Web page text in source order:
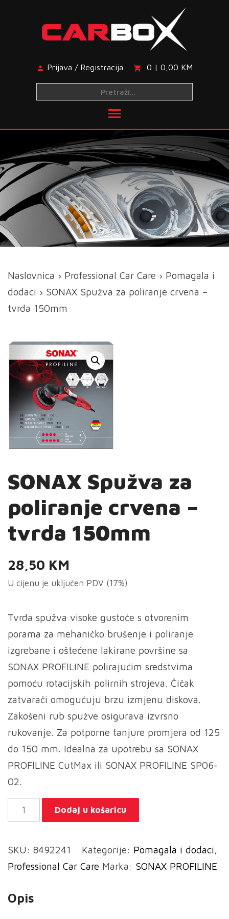
Prijava / Registracija 0 | 0,00 KM
Naslovnica › Professional Car Care › Pomagala i
dodaci › SONAX Spužva za poliranje crvena –
tvrda 150mm
SONAX Spužva za
poliranje crvena –
tvrda 150mm
28,50 KM
U cijenu je uključen PDV (17%)
Tvrda spužva visoke gustoće s otvorenim
porama za mehaničko brušenje i poliranje
izgrebane i oštećene lakirane površine sa
SONAX PROFILINE polirajućim sredstvima
pomoću rotacijskih polirnih strojeva. Čičak
zatvarači omogućuju brzu izmjenu diskova.
Zakošeni rub spužve osigurava izvrsno
rukovanje. Za potporne tanjure promjera od 125
do 150 mm. Idealna za upotrebu sa SONAX
PROFILINE CutMax ili SONAX PROFILINE SP06-
02.
SONAX
Spužva
poliranje
crvena
tvrda
Dodaj u košaricu
SKU: 8492241 Kategorije: Pomagala i dodaci,
Professional Car Care Marka: SONAX PROFILINE
Opis